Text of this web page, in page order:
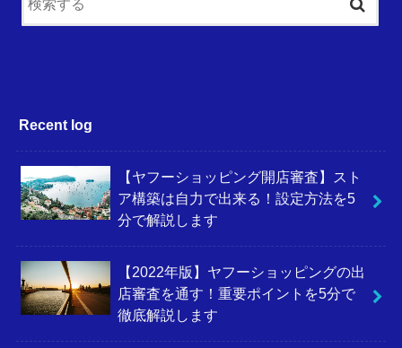
Recent log
【ヤフーショッピング開店審査】スト
ア構築は自力で出来る！設定方法を5
分で解説します
【2022年版】ヤフーショッピングの出
店審査を通す！重要ポイントを5分で
徹底解説します